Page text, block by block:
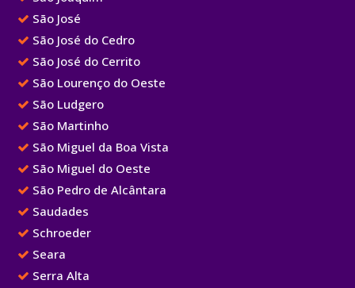
São José
São José do Cedro
São José do Cerrito
São Lourenço do Oeste
São Ludgero
São Martinho
São Miguel da Boa Vista
São Miguel do Oeste
São Pedro de Alcântara
Saudades
Schroeder
Seara
Serra Alta